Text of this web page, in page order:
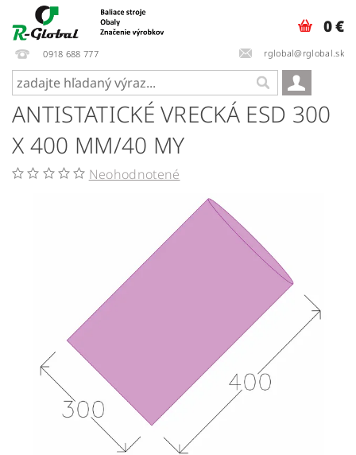
0918 688 777 rglobal@rglobal.sk
0 €
ANTISTATICKÉ VRECKÁ ESD 300
X 400 MM/40 MY
Neohodnotené